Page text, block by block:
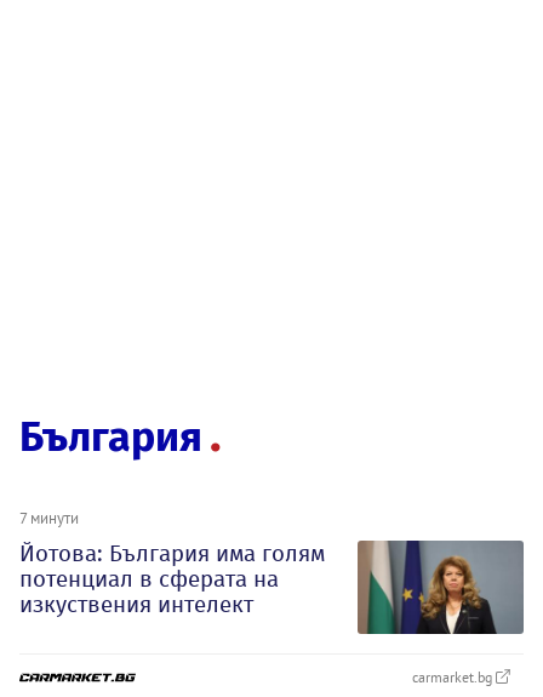
България
7 минути
Йотова: България има голям
потенциал в сферата на
изкуствения интелект
carmarket.bg